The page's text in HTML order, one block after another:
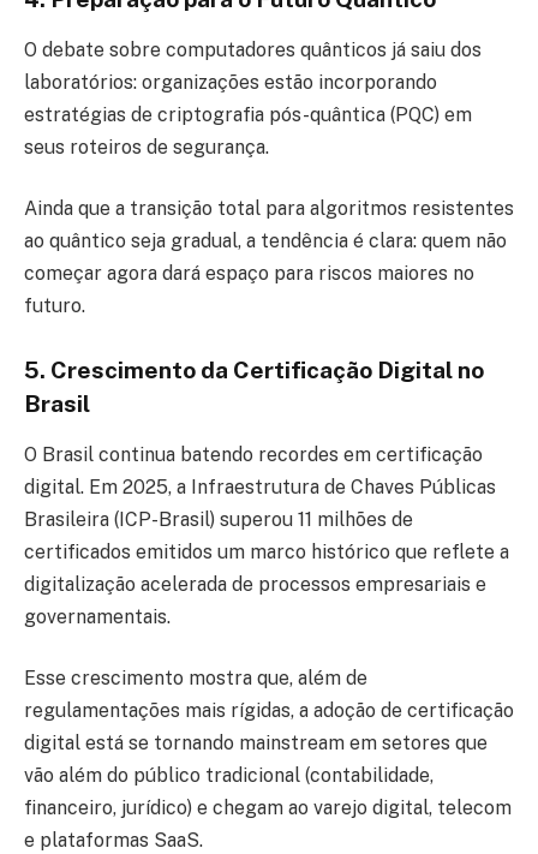
O debate sobre computadores quânticos já saiu dos
laboratórios: organizações estão incorporando
estratégias de criptografia pós-quântica (PQC) em
seus roteiros de segurança.
Ainda que a transição total para algoritmos resistentes
ao quântico seja gradual, a tendência é clara: quem não
começar agora dará espaço para riscos maiores no
futuro.
5. Crescimento da Certificação Digital no
Brasil
O Brasil continua batendo recordes em certificação
digital. Em 2025, a Infraestrutura de Chaves Públicas
Brasileira (ICP-Brasil) superou 11 milhões de
certificados emitidos um marco histórico que reflete a
digitalização acelerada de processos empresariais e
governamentais.
Esse crescimento mostra que, além de
regulamentações mais rígidas, a adoção de certificação
digital está se tornando mainstream em setores que
vão além do público tradicional (contabilidade,
financeiro, jurídico) e chegam ao varejo digital, telecom
e plataformas SaaS.